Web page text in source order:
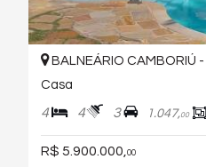
BALNEÁRIO CAMBORIÚ -
Casa
4 4 3 1.047,00
R$ 5.900.000, 00